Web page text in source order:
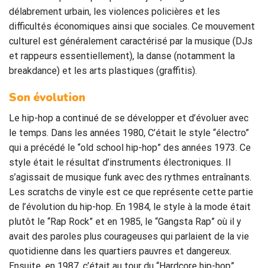
délabrement urbain, les violences policières et les
difficultés économiques ainsi que sociales. Ce mouvement
culturel est généralement caractérisé par la musique (DJs
et rappeurs essentiellement), la danse (notamment la
breakdance) et les arts plastiques (graffitis).
Son évolution
Le hip-hop a continué de se développer et d’évoluer avec
le temps. Dans les années 1980, C’était le style “électro”
qui a précédé le “old school hip-hop” des années 1973. Ce
style était le résultat d’instruments électroniques. Il
s’agissait de musique funk avec des rythmes entraînants.
Les scratchs de vinyle est ce que représente cette partie
de l’évolution du hip-hop. En 1984, le style à la mode était
plutôt le “Rap Rock” et en 1985, le “Gangsta Rap” où il y
avait des paroles plus courageuses qui parlaient de la vie
quotidienne dans les quartiers pauvres et dangereux.
Ensuite, en 1987, c’était au tour du “Hardcore hip-hop”,